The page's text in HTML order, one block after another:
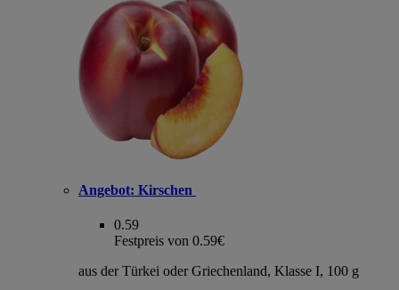
Angebot: Kirschen
0.59
Festpreis von 0.59€
aus der Türkei oder Griechenland, Klasse I, 100 g